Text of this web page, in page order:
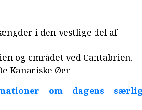
i den vestlige del af
og området ved Cantabrien.
Kanariske Øer.
om dagens